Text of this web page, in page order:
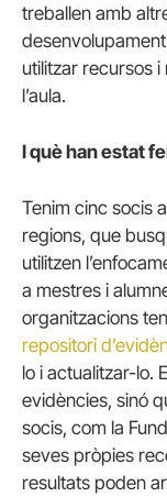
treballen amb
utilitzar recursos
l’aula.
I què han estat
Tenim cinc socis
regions, que
utilitzen
a mestres i
organitzacions
repositori
lo i actualitzar-lo.
evidències, sinó
socis, com la
seves pròpies
resultats poden